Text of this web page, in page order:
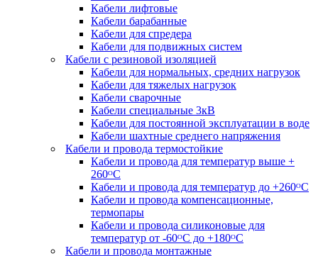
Кабели лифтовые
Кабели барабанные
Кабели для спредера
Кабели для подвижных систем
Кабели с резиновой изоляцией
Кабели для нормальных, средних нагрузок
Кабели для тяжелых нагрузок
Кабели сварочные
Кабели специальные 3кВ
Кабели для постоянной эксплуатации в воде
Кабели шахтные среднего напряжения
Кабели и провода термостойкие
Кабели и провода для температур выше +
260ᴼС
Кабели и провода для температур до +260ᴼС
Кабели и провода компенсационные,
термопары
Кабели и провода силиконовые для
температур от -60ᴼC до +180ᴼС
Кабели и провода монтажные